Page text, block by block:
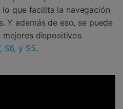
que facilita la navegación
Y además de eso, se puede
mejores dispositivos
S6, y S5.